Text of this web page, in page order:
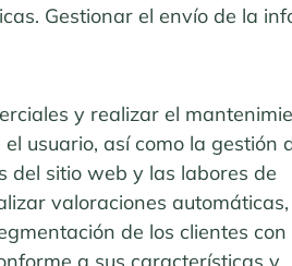
Gestionar el envío de la
y realizar el
usuario, así como la gestión
del sitio web y las labores de
valoraciones
de los clientes con